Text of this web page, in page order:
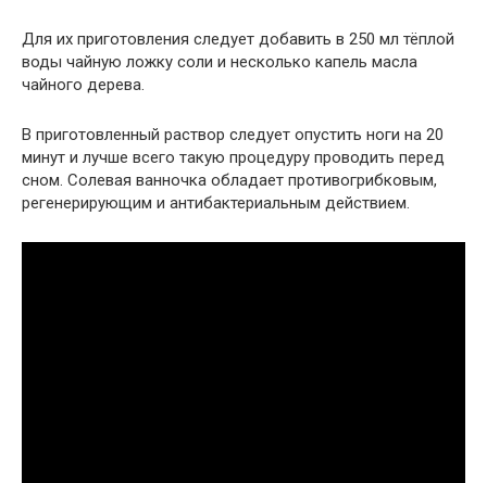
Для их приготовления следует добавить в 250 мл тёплой
воды чайную ложку соли и несколько капель масла
чайного дерева.
В приготовленный раствор следует опустить ноги на 20
минут и лучше всего такую процедуру проводить перед
сном. Солевая ванночка обладает противогрибковым,
регенерирующим и антибактериальным действием.